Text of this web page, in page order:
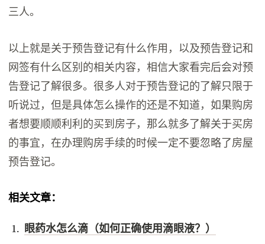
三人。
以上就是关于预告登记有什么作用，以及预告登记和
网签有什么区别的相关内容，相信大家看完后会对预
告登记了解很多。很多人对于预告登记的了解只限于
听说过，但是具体怎么操作的还是不知道，如果购房
者想要顺顺利利的买到房子，那么就多了解关于买房
的事宜，在办理购房手续的时候一定不要忽略了房屋
预告登记。
相关文章：
眼药水怎么滴（如何正确使用滴眼液？）